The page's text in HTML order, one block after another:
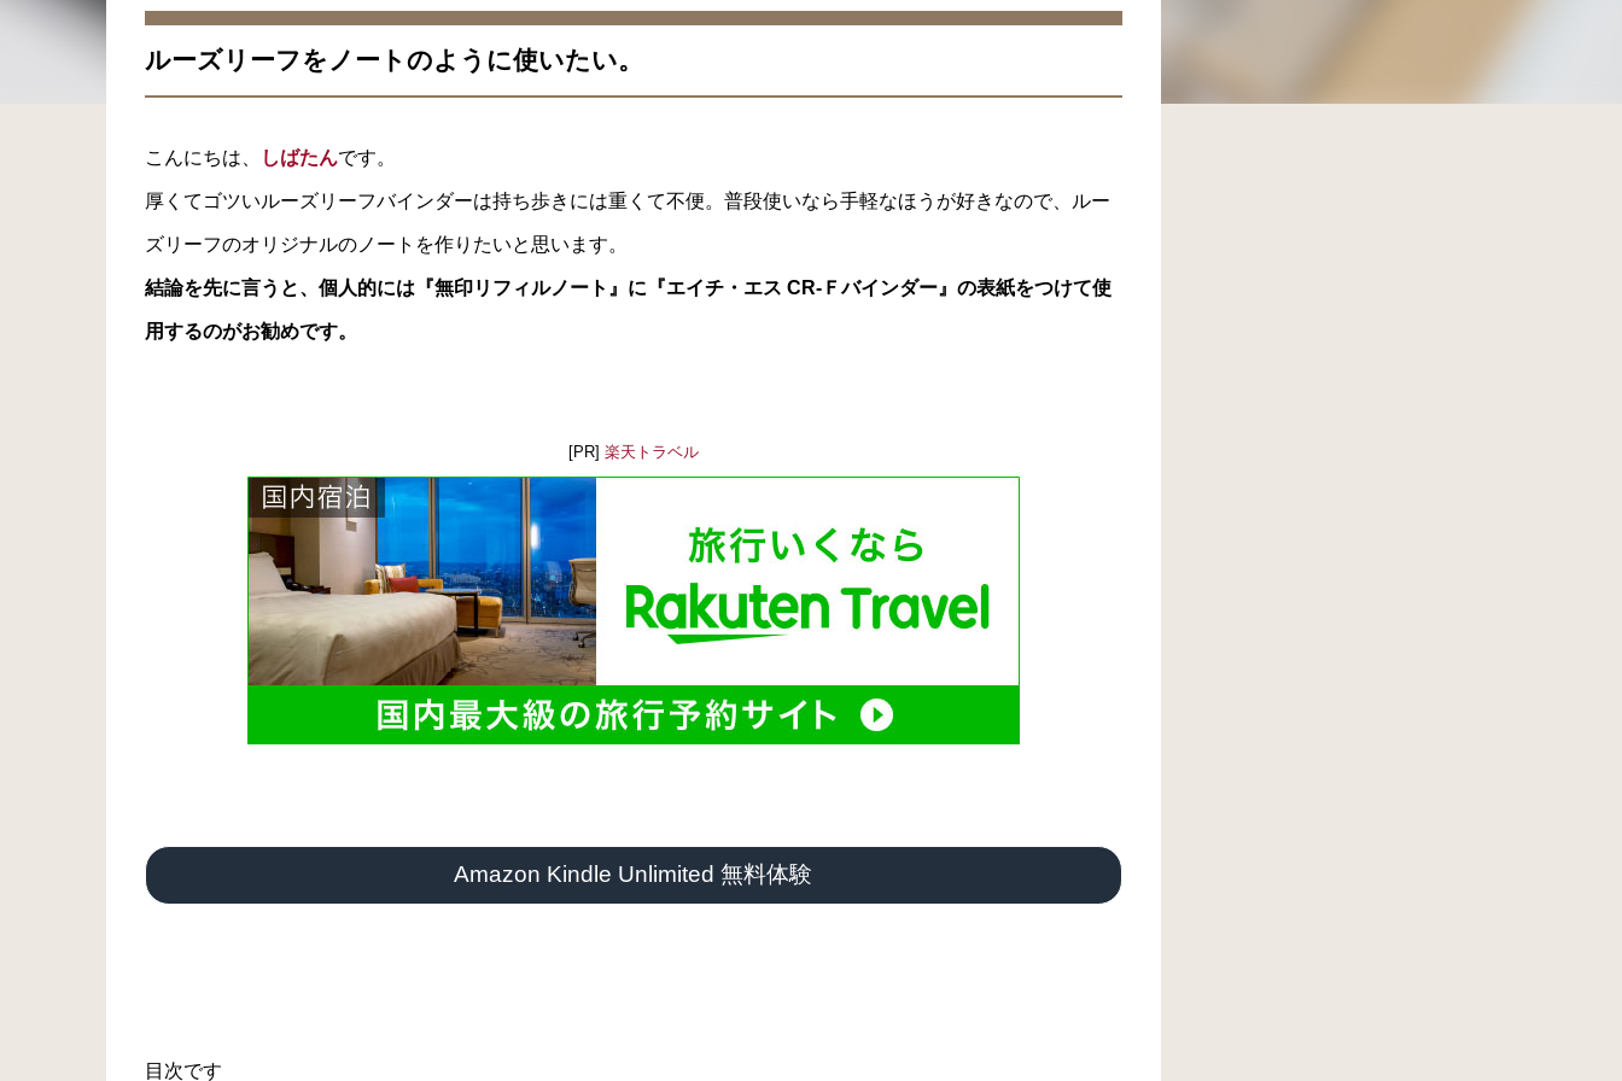
ルーズリーフをノートのように使いたい。
こんにちは、 しばたんです。
厚くてゴツいルーズリーフバインダーは持ち歩きには重くて不便。普段使いなら手軽なほうが好きなので、ルー
ズリーフのオリジナルのノートを作りたいと思います。
結論を先に言うと、個人的には『無印リフィルノート』に『エイチ・エス CR-Ｆバインダー』の表紙をつけて使
用するのがお勧めです。
[PR] 楽天トラベル
Amazon Kindle Unlimited 無料体験
目次です